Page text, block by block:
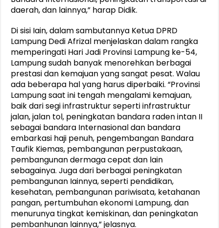
daerah, dan lainnya,” harap Didik.
Di sisi Iain, dalam sambutannya Ketua DPRD
Lampung Dedi Afrizal menjelaskan dalam rangka
memperingati Hari Jadi Provinsi Lampung ke-54,
Lampung sudah banyak menorehkan berbagai
prestasi dan kemajuan yang sangat pesat. Walau
ada beberapa hal yang harus diperbaiki. “Provinsi
Lampung saat ini tengah mengalami kemajuan,
baik dari segi infrastruktur seperti infrastruktur
jalan, jalan tol, peningkatan bandara raden intan II
sebagai bandara Internasional dan bandara
embarkasi haji penuh, pengembangan Bandara
Taufik Kiemas, pembangunan perpustakaan,
pembangunan dermaga cepat dan lain
sebagainya. Juga dari berbagai peningkatan
pembangunan Iainnya, seperti pendidikan,
kesehatan, pembangunan pariwisata, ketahanan
pangan, pertumbuhan ekonomi Lampung, dan
menurunya tingkat kemiskinan, dan peningkatan
pembanhunan lainnya,” jelasnya.